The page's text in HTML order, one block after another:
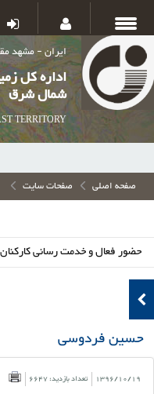
ایران - مشهد
اداره کل
شمال شرق
TERRITORY
صفحه اصلی صفحات سایت
فعال و خدمت رسانی کارکنان
حسین فردوسی
1396/10/19 تعداد بازدید: 6647